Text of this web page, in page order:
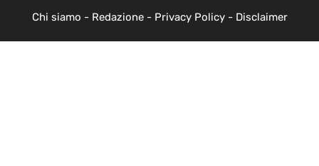
Chi siamo - Redazione- Privacy Policy- Disclaimer